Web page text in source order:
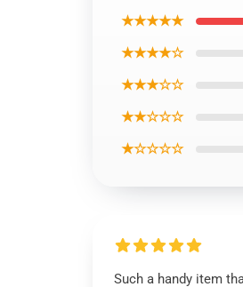
★★★★★
★★★★☆
★★★☆☆
★★☆☆☆
★☆☆☆☆
Such a handy item